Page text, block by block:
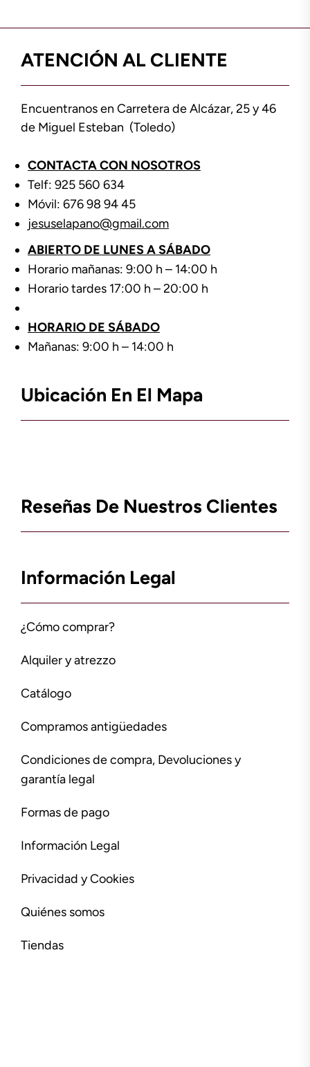
ATENCIÓN AL CLIENTE
Encuentranos en Carretera de Alcázar, 25 y 46
de Miguel Esteban (Toledo)
CONTACTA CON NOSOTROS
Telf: 925 560 634
Móvil: 676 98 94 45
jesuselapano@gmail.com
ABIERTO DE LUNES A SÁBADO
Horario mañanas: 9:00 h – 14:00 h
Horario tardes 17:00 h – 20:00 h
HORARIO DE SÁBADO
Mañanas: 9:00 h – 14:00 h
Ubicación En El Mapa
Reseñas De Nuestros Clientes
Información Legal
¿Cómo comprar?
Alquiler y atrezzo
Catálogo
Compramos antigüedades
Condiciones de compra, Devoluciones y
garantía legal
Formas de pago
Información Legal
Privacidad y Cookies
Quiénes somos
Tiendas